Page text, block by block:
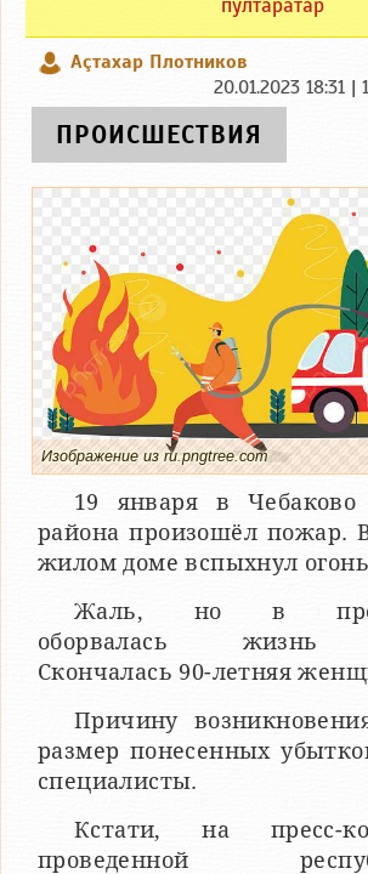
Аçтахар Плотников
20.01.2023 18:31 |
ПРОИСШЕСТВИЯ
Изображение из ru.pngtree.com
19 января в Чебаково
района произошёл пожар.
жилом доме вспыхнул
Жаль, но в
оборвалась жизнь
Скончалась 90-летняя
Причину
размер понесенных
специалисты.
Кстати, на пресс-
проведенной